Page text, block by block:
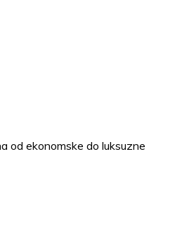
od ekonomske do luksuzne